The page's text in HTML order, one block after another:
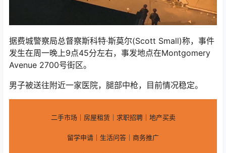
据费城警察局总督察斯科特·斯莫尔(Scott Small)称，事件
发生在周一晚上9点45分左右，事发地点在Montgomery
Avenue 2700号街区。
男子被送往附近一家医院，腿部中枪，目前情况稳定。
二手市场｜房屋租赁｜求职招聘｜地产买卖
留学申请｜生活问答｜商务推广